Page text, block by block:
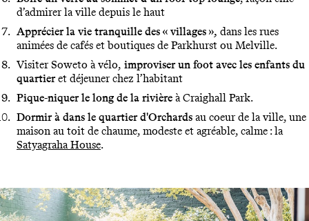
d’admirer la ville depuis le haut
Apprécier la vie tranquille des « villages », dans les rues
animées de cafés et boutiques de Parkhurst ou Melville.
Visiter Soweto à vélo, improviser un foot avec les enfants du
quartieret déjeuner chez l’habitant
Pique-niquer le long de la rivière à Craighall Park.
Dormir à dans le quartier d'Orchards au coeur de la ville, une
maison au toit de chaume, modeste et agréable, calme : la
Satyagraha House.